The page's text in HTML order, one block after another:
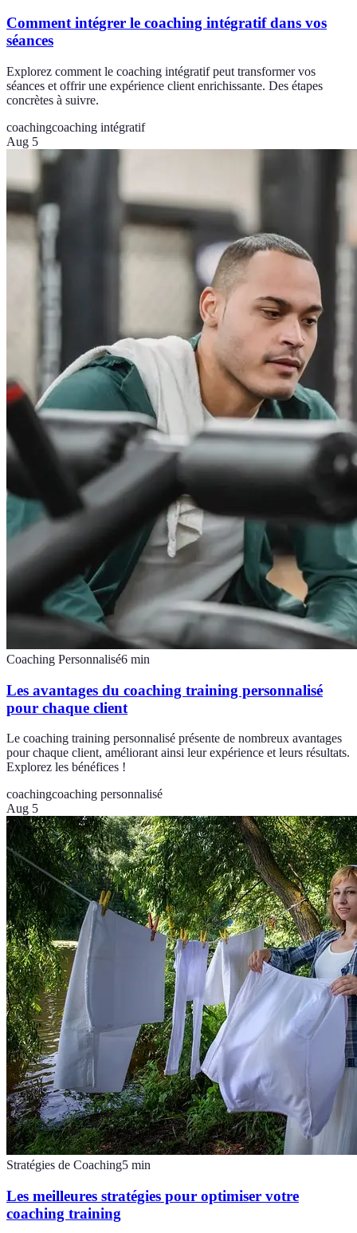
Comment intégrer le coaching intégratif dans vos
séances
Explorez comment le coaching intégratif peut transformer vos
séances et offrir une expérience client enrichissante. Des étapes
concrètes à suivre.
coachingcoaching intégratif
Aug 5
Coaching Personnalisé6 min
Les avantages du coaching training personnalisé
pour chaque client
Le coaching training personnalisé présente de nombreux avantages
pour chaque client, améliorant ainsi leur expérience et leurs résultats.
Explorez les bénéfices !
coachingcoaching personnalisé
Aug 5
Stratégies de Coaching5 min
Les meilleures stratégies pour optimiser votre
coaching training